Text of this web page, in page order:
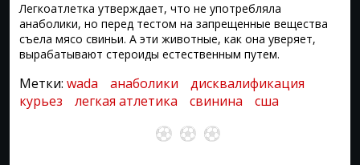
Легкоатлетка утверждает, что не употребляла
анаболики, но перед тестом на запрещенные вещества
съела мясо свиньи. А эти животные, как она уверяет,
вырабатывают стероиды естественным путем.
Метки: wada анаболики
дисквалификация
курьез
легкая атлетика свинина сша